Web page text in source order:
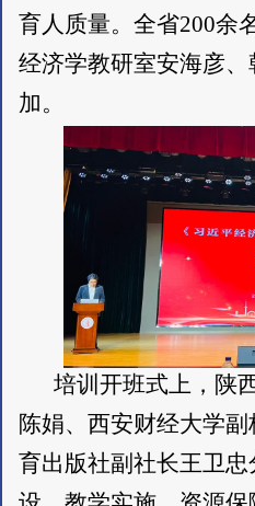
育人质量。全省200余
经济学教研室安海彦
加。
培训开班式上，陕
陈娟、西安财经大学
育出版社副社长王卫